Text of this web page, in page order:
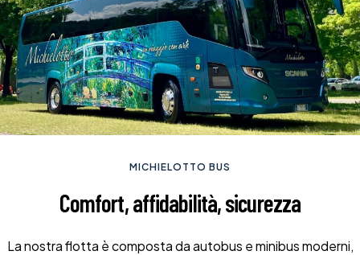
MICHIELOTTO BUS
Comfort, affidabilità, sicurezza
La nostra flotta è composta da autobus e minibus moderni,